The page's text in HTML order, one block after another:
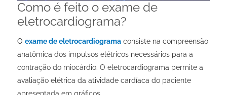
Como é feito o exame de
eletrocardiograma?
O exame de eletrocardiogramaconsiste na compreensão
anatômica dos impulsos elétricos necessários para a
contração do miocárdio. O eletrocardiograma permite a
avaliação elétrica da atividade cardíaca do paciente